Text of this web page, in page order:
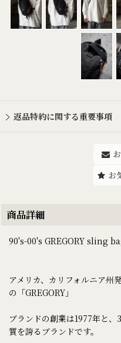
返品特約に関する重要事項
お
商品詳細
90's-00's GREGORY sling
アメリカ、カリフォルニア州
の「GREGORY」
ブランドの創業は1977年と
質を誇るブランドです。